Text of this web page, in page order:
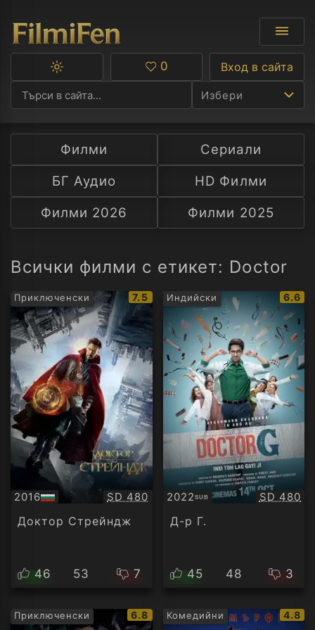
Избери
Ф
С
А
Превключване
тъмна
тема
Любими
0 Вход в сайта
Филми
Сериали
БГ Аудио
HD Филми
Филми 2026
Филми 2025
Всички филми с етикет: Doctor
Приключенски
IMDb
рейтинг:
7.5
2016
БГ
аудио
Качество:
SD 480
Доктор Стрейндж
46 53 7
Индийски
IMDb
6.6
2022SUB
Субтитри SD 480
Д-р Г.
45 48 3
Приключенски
IMDb
рейтинг:
6.8 Комедийни
IMDb
4.8